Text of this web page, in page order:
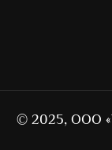
© 2025, ООО